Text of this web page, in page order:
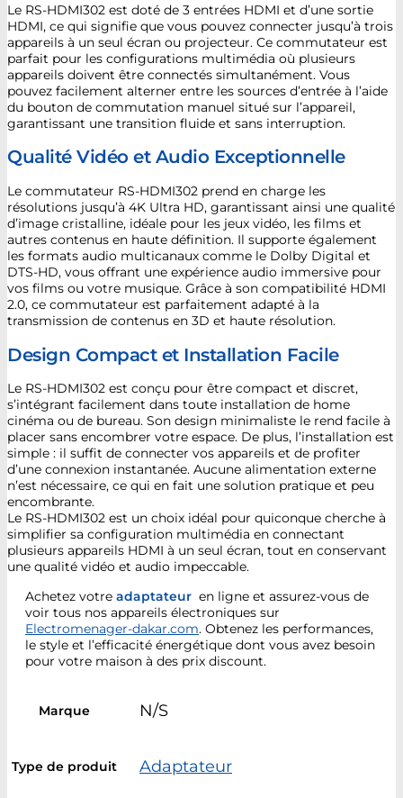
Le RS-HDMI302 est doté de 3 entrées HDMI et d’une sortie
HDMI, ce qui signifie que vous pouvez connecter jusqu’à trois
appareils à un seul écran ou projecteur. Ce commutateur est
parfait pour les configurations multimédia où plusieurs
appareils doivent être connectés simultanément. Vous
pouvez facilement alterner entre les sources d’entrée à l’aide
du bouton de commutation manuel situé sur l’appareil,
garantissant une transition fluide et sans interruption.
Qualité Vidéo et Audio Exceptionnelle
Le commutateur RS-HDMI302 prend en charge les
résolutions jusqu’à 4K Ultra HD, garantissant ainsi une qualité
d’image cristalline, idéale pour les jeux vidéo, les films et
autres contenus en haute définition. Il supporte également
les formats audio multicanaux comme le Dolby Digital et
DTS-HD, vous offrant une expérience audio immersive pour
vos films ou votre musique. Grâce à son compatibilité HDMI
2.0, ce commutateur est parfaitement adapté à la
transmission de contenus en 3D et haute résolution.
Design Compact et Installation Facile
Le RS-HDMI302 est conçu pour être compact et discret,
s’intégrant facilement dans toute installation de home
cinéma ou de bureau. Son design minimaliste le rend facile à
placer sans encombrer votre espace. De plus, l’installation est
simple : il suffit de connecter vos appareils et de profiter
d’une connexion instantanée. Aucune alimentation externe
n’est nécessaire, ce qui en fait une solution pratique et peu
encombrante.
Le RS-HDMI302 est un choix idéal pour quiconque cherche à
simplifier sa configuration multimédia en connectant
plusieurs appareils HDMI à un seul écran, tout en conservant
une qualité vidéo et audio impeccable.
Achetez votre adaptateur en ligne et assurez-vous de
voir tous nos appareils électroniques sur
Electromenager-dakar.com. Obtenez les performances,
le style et l’efficacité énergétique dont vous avez besoin
pour votre maison à des prix discount.
Marque N/S
Type de produit Adaptateur